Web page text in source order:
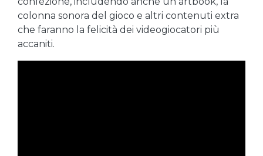
colonna sonora del gioco e altri contenuti extra
che faranno la felicità dei videogiocatori più
accaniti.